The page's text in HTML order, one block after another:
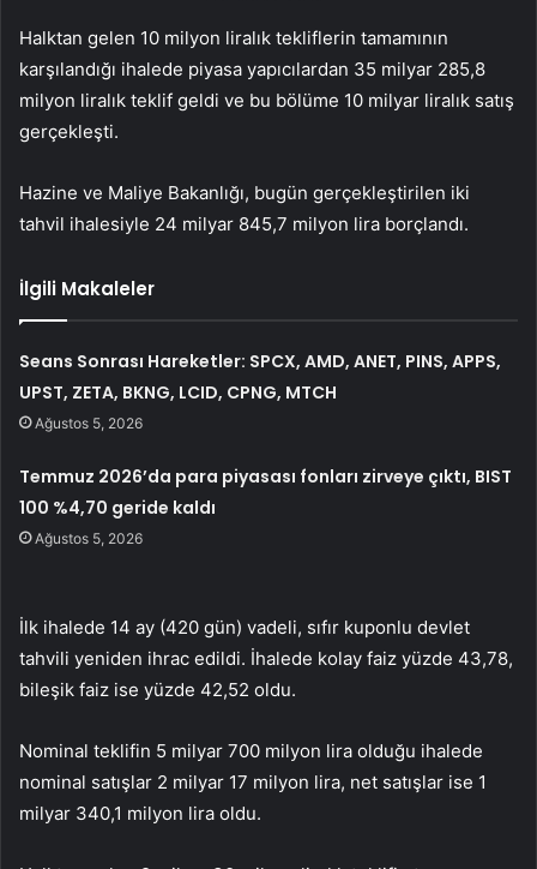
Halktan gelen 10 milyon liralık tekliflerin tamamının
karşılandığı ihalede piyasa yapıcılardan 35 milyar 285,8
milyon liralık teklif geldi ve bu bölüme 10 milyar liralık satış
gerçekleşti.
Hazine ve Maliye Bakanlığı, bugün gerçekleştirilen iki
tahvil ihalesiyle 24 milyar 845,7 milyon lira borçlandı.
İlgili Makaleler
Seans Sonrası Hareketler: SPCX, AMD, ANET, PINS, APPS,
UPST, ZETA, BKNG, LCID, CPNG, MTCH
Ağustos 5, 2026
Temmuz 2026’da para piyasası fonları zirveye çıktı, BIST
100 %4,70 geride kaldı
Ağustos 5, 2026
İlk ihalede 14 ay (420 gün) vadeli, sıfır kuponlu devlet
tahvili yeniden ihrac edildi. İhalede kolay faiz yüzde 43,78,
bileşik faiz ise yüzde 42,52 oldu.
Nominal teklifin 5 milyar 700 milyon lira olduğu ihalede
nominal satışlar 2 milyar 17 milyon lira, net satışlar ise 1
milyar 340,1 milyon lira oldu.